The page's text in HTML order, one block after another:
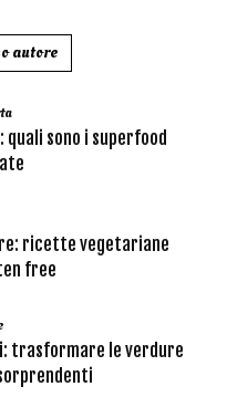
autore
quali sono i superfood
ricette vegetariane
free
trasformare le verdure